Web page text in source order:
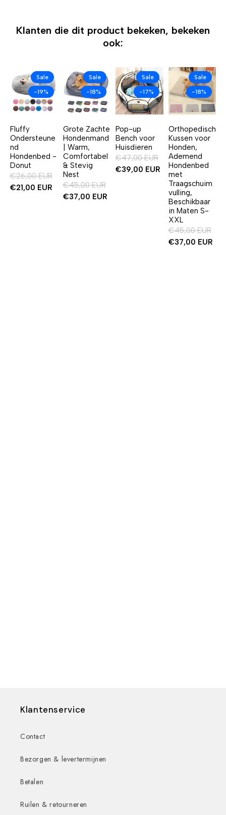
Klanten die dit product bekeken, bekeken
ook:
Sale
-19%
Fluffy
Ondersteune
nd
Hondenbed -
Donut
€26,00 EUR
€21,00 EUR
Sale
-18%
Grote Zachte
Hondenmand
| Warm,
Comfortabel
& Stevig
Nest
€45,00 EUR
€37,00 EUR
Sale
-17%
Pop-up
Bench voor
Huisdieren
€47,00 EUR
€39,00 EUR
Sale
-18%
Orthopedisch
Kussen voor
Honden,
Ademend
Hondenbed
met
Traagschuim
vulling,
Beschikbaar
in Maten S-
XXL
€45,00 EUR
€37,00 EUR
Klantenservice
Contact
Bezorgen & levertermijnen
Betalen
Ruilen & retourneren